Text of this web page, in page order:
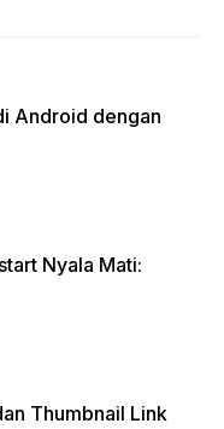
Android dengan
Nyala Mati:
Thumbnail Link